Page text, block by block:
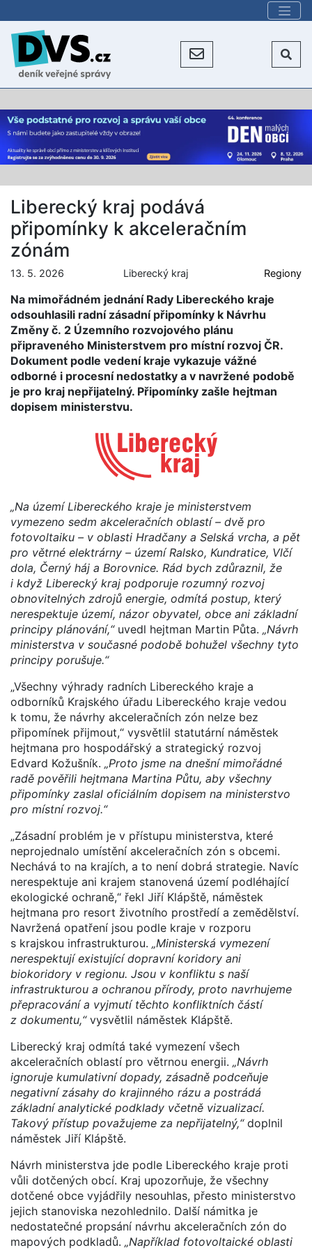
Liberecký kraj podává
připomínky k akceleračním
zónám
13. 5. 2026 Liberecký kraj Regiony
Na mimořádném jednání Rady Libereckého kraje
odsouhlasili radní zásadní připomínky k Návrhu
Změny č. 2 Územního rozvojového plánu
připraveného Ministerstvem pro místní rozvoj ČR.
Dokument podle vedení kraje vykazuje vážné
odborné i procesní nedostatky a v navržené podobě
je pro kraj nepřijatelný. Připomínky zašle hejtman
dopisem ministerstvu.
„Na území Libereckého kraje je ministerstvem
vymezeno sedm akceleračních oblastí – dvě pro
fotovoltaiku – v oblasti Hradčany a Selská vrcha, a pět
pro větrné elektrárny – území Ralsko, Kundratice, Vlčí
dola, Černý háj a Borovnice. Rád bych zdůraznil, že
i když Liberecký kraj podporuje rozumný rozvoj
obnovitelných zdrojů energie, odmítá postup, který
nerespektuje území, názor obyvatel, obce ani základní
principy plánování,“uvedl hejtman Martin Půta. „Návrh
ministerstva v současné podobě bohužel všechny tyto
principy porušuje.“
„Všechny výhrady radních Libereckého kraje a
odborníků Krajského úřadu Libereckého kraje vedou
k tomu, že návrhy akceleračních zón nelze bez
připomínek přijmout,“ vysvětlil statutární náměstek
hejtmana pro hospodářský a strategický rozvoj
Edvard Kožušník. „Proto jsme na dnešní mimořádné
radě pověřili hejtmana Martina Půtu, aby všechny
připomínky zaslal oficiálním dopisem na ministerstvo
pro místní rozvoj.“
„Zásadní problém je v přístupu ministerstva, které
neprojednalo umístění akceleračních zón s obcemi.
Nechává to na krajích, a to není dobrá strategie. Navíc
nerespektuje ani krajem stanovená území podléhající
ekologické ochraně,“ řekl Jiří Klápště, náměstek
hejtmana pro resort životního prostředí a zemědělství.
Navržená opatření jsou podle kraje v rozporu
s krajskou infrastrukturou. „Ministerská vymezení
nerespektují existující dopravní koridory ani
biokoridory v regionu. Jsou v konfliktu s naší
infrastrukturou a ochranou přírody, proto navrhujeme
přepracování a vyjmutí těchto konfliktních částí
z dokumentu,“vysvětlil náměstek Klápště.
Liberecký kraj odmítá také vymezení všech
akceleračních oblastí pro větrnou energii. „Návrh
ignoruje kumulativní dopady, zásadně podceňuje
negativní zásahy do krajinného rázu a postrádá
základní analytické podklady včetně vizualizací.
Takový přístup považujeme za nepřijatelný,“doplnil
náměstek Jiří Klápště.
Návrh ministerstva jde podle Libereckého kraje proti
vůli dotčených obcí. Kraj upozorňuje, že všechny
dotčené obce vyjádřily nesouhlas, přesto ministerstvo
jejich stanoviska nezohlednilo. Další námitka je
nedostatečné propsání návrhu akceleračních zón do
mapových podkladů. „Například fotovoltaické oblasti